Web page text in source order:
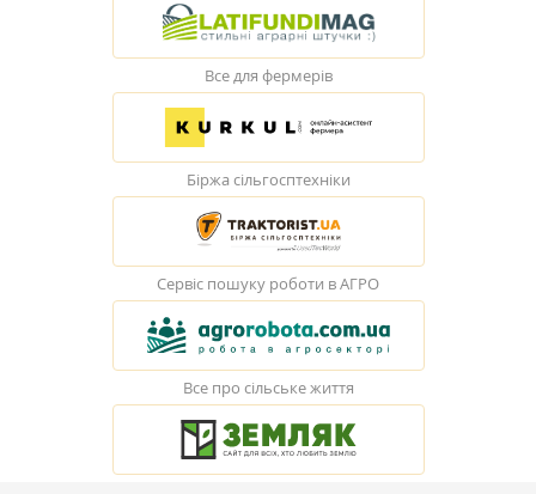
Все для фермерів
Біржа сільгосптехніки
Сервіс пошуку роботи в АГРО
Все про сільське життя